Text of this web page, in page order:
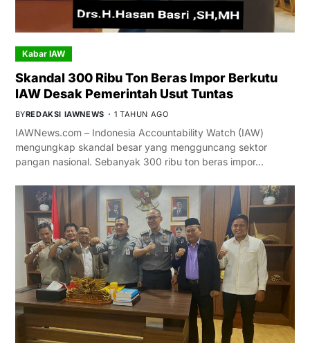
Kabar IAW
Skandal 300 Ribu Ton Beras Impor Berkutu
IAW Desak Pemerintah Usut Tuntas
BYREDAKSI IAWNEWS 1 TAHUN AGO
IAWNews.com – Indonesia Accountability Watch (IAW)
mengungkap skandal besar yang mengguncang sektor
pangan nasional. Sebanyak 300 ribu ton beras impor…